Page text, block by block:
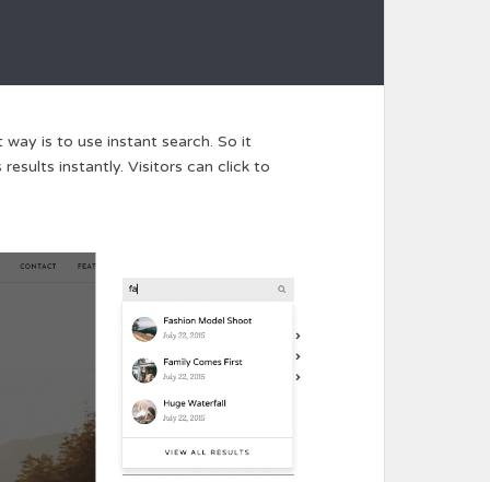
is to use instant search. So it
instantly. Visitors can click to